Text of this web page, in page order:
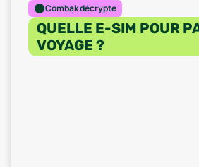
Combak décrypte
QUELLE E-SIM POUR
VOYAGE ?